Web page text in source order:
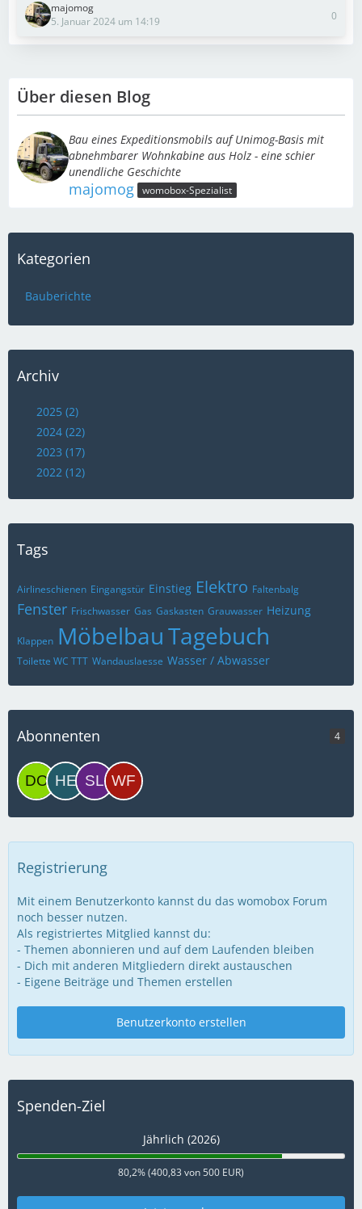
majomog
5. Januar 2024 um 14:19
0
Über diesen Blog
Bau eines Expeditionsmobils auf Unimog-Basis mit
abnehmbarer Wohnkabine aus Holz - eine schier
unendliche Geschichte
majomog womobox-Spezialist
Kategorien
Bauberichte
Archiv
2025 (2)
2024 (22)
2023 (17)
2022 (12)
Tags
Airlineschienen Eingangstür Einstieg Elektro Faltenbalg
Fenster Frischwasser Gas Gaskasten Grauwasser Heizung
Klappen MöbelbauTagebuch
Toilette WC TTT Wandauslaesse Wasser / Abwasser
Abonnenten 4
Registrierung
Mit einem Benutzerkonto kannst du das womobox Forum
noch besser nutzen.
Als registriertes Mitglied kannst du:
- Themen abonnieren und auf dem Laufenden bleiben
- Dich mit anderen Mitgliedern direkt austauschen
- Eigene Beiträge und Themen erstellen
Benutzerkonto erstellen
Spenden-Ziel
Jährlich (2026)
80,2% (400,83 von 500 EUR)